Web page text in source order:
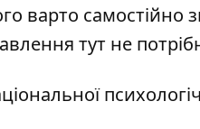
варто самостійно
тут не